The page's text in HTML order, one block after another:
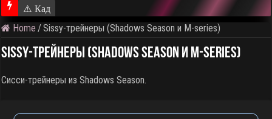
⚠️ Кадры из предстоящего ролика
Home /Sissy-трейнеры (Shadows Season и M-series)
Sissy-трейнеры (Shadows Season и M-series)
Сисси-трейнеры из Shadows Season.